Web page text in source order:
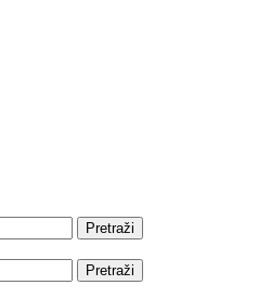
Pretraži
Pretraži